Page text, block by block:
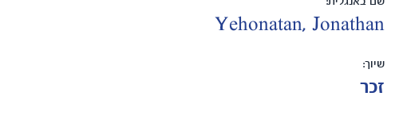
Yehonatan, Jonathan
שיוך:
זכר